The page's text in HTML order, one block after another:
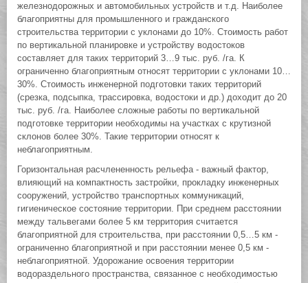
железнодорожных и автомобильных устройств и т.д. Наиболее
благоприятны для промышленного и гражданского
строительства территории с уклонами до 10%. Стоимость работ
по вертикальной планировке и устройству водостоков
составляет для таких территорий 3…9 тыс. руб. /га. К
ограниченно благоприятным относят территории с уклонами 10…
30%. Стоимость инженерной подготовки таких территорий
(срезка, подсыпка, трассировка, водостоки и др.) доходит до 20
тыс. руб. /га. Наиболее сложные работы по вертикальной
подготовке территории необходимы на участках с крутизной
склонов более 30%. Такие территории относят к
неблагоприятным.
Горизонтальная расчлененность рельефа - важный фактор,
влияющий на компактность застройки, прокладку инженерных
сооружений, устройство транспортных коммуникаций,
гигиеническое состояние территории. При среднем расстоянии
между тальвегами более 5 км территория считается
благоприятной для строительства, при расстоянии 0,5…5 км -
ограниченно благоприятной и при расстоянии менее 0,5 км -
неблагоприятной. Удорожание освоения территории
водораздельного пространства, связанное с необходимостью